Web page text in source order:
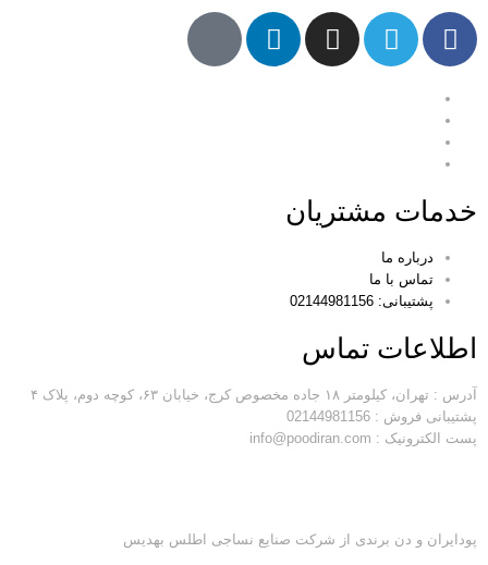
خدمات مشتریان
درباره ما
تماس با ما
پشتیبانی: 02144981156
اطلاعات تماس
آدرس : تهران، کیلومتر ۱۸ جاده مخصوص کرج، خیابان ۶۳، کوچه دوم، پلاک ۴
پشتیبانی فروش : 02144981156
پست الکترونیک : info@poodiran.com
پودایران و دن برندی از شرکت صنایع نساجی اطلس بهدیس